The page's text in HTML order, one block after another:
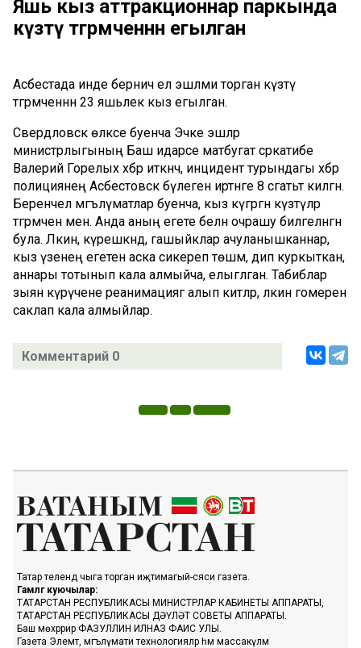
Яшь кыз аттракционнар паркында
күзәтү тәгәрмәченнән егылган
Асбестада инде берничә ел эшләми торган күзәтү
тәгәрмәченнән 23 яшьлек кыз егылган.
Свердловск өлкәсе буенча Эчке эшләр
министрлыгының Баш идарәсе матбугат сәркатибе
Валерий Горелых хәбәр иткәнчә, инцидент турындагы хәбәр
полициянең Асбестовск бүлегенә иртәнге 8 сәгатьтә килгән.
Беренчел мәгълүматлар буенча, кыз күгәргән күзәтүләр
тәгәрмәченә менә. Анда аның егете белән очрашу билгеләнгән
була. Ләкин, күрешкәндә, гашыйклар ачуланышканнар,
кыз үзенең егетенә аска сикереп төшәм, дип куркыткан,
аннары тотынып кала алмыйча, елыглган. Табиблар
зыян күрүчене реанимациягә алып китәләр, ләкин гомерен
саклап кала алмыйлар.
Комментарий 0
Татар телендә чыга торган иҗтимагый-сәяси газета.
Гамәлгә куючылар:
ТАТАРСТАН РЕСПУБЛИКАСЫ МИНИСТРЛАР КАБИНЕТЫ АППАРАТЫ,
ТАТАРСТАН РЕСПУБЛИКАСЫ ДӘҮЛӘТ СОВЕТЫ АППАРАТЫ.
Баш мөхәррир ФАЗУЛЛИН ИЛНАЗ ФАИС УЛЫ.
Газета Элемтә, мәгълүмати технологияләр һәм массакүләм